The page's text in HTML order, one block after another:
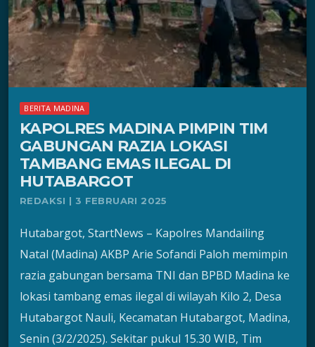
BERITA MADINA
KAPOLRES MADINA PIMPIN TIM
GABUNGAN RAZIA LOKASI
TAMBANG EMAS ILEGAL DI
HUTABARGOT
REDAKSI | 3 FEBRUARI 2025
Hutabargot, StartNews – Kapolres Mandailing
Natal (Madina) AKBP Arie Sofandi Paloh memimpin
razia gabungan bersama TNI dan BPBD Madina ke
lokasi tambang emas ilegal di wilayah Kilo 2, Desa
Hutabargot Nauli, Kecamatan Hutabargot, Madina,
Senin (3/2/2025). Sekitar pukul 15.30 WIB, Tim